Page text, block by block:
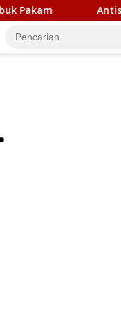
Geng Motor dan